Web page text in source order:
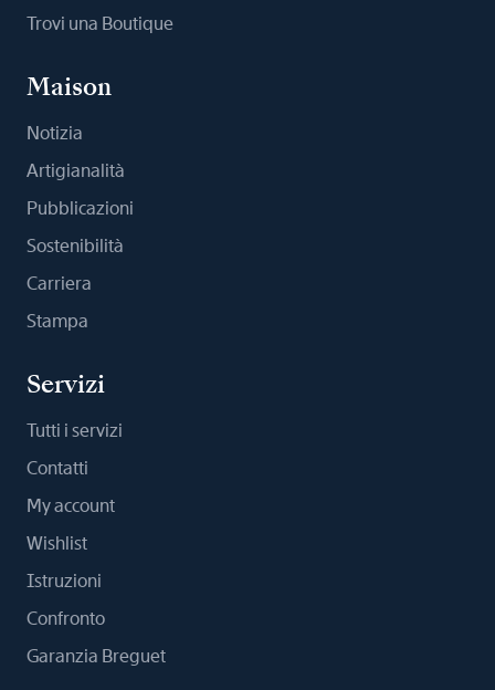
Trovi una Boutique
Maison
Notizia
Artigianalità
Pubblicazioni
Sostenibilità
Carriera
Stampa
Servizi
Tutti i servizi
Contatti
My account
Wishlist
Istruzioni
Confronto
Garanzia Breguet